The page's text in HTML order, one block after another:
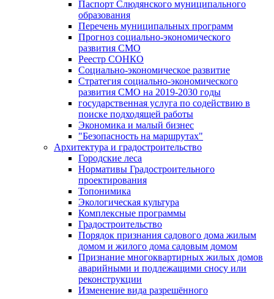
Паспорт Слюдянского муниципального
образования
Перечень муниципальных программ
Прогноз социально-экономического
развития СМО
Реестр СОНКО
Социально-экономическое развитие
Стратегия социально-экономического
развития СМО на 2019-2030 годы
государственная услуга по содействию в
поиске подходящей работы
Экономика и малый бизнес
"Безопасность на маршрутах"
Архитектура и градостроительство
Городские леса
Нормативы Градостроительного
проектирования
Топонимика
Экологическая культура
Комплексные программы
Градостроительство
Порядок признания садового дома жилым
домом и жилого дома садовым домом
Признание многоквартирных жилых домов
аварийными и подлежащими сносу или
реконструкции
Изменение вида разрешённого